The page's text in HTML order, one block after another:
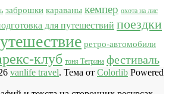
заброшки караваны кемпер охота на лис
для путешествий поездки
ретро-автомобили
клуб тоня Тетрина фестиваль
vanlife travel. Тема от Colorlib Powered